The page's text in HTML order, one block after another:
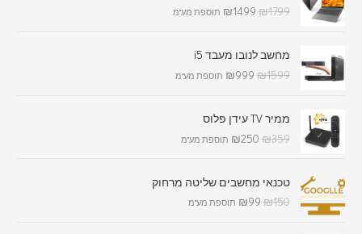
₪1799
₪1499 תוספת מע"מ
מחשב לנובו מעבד i5
₪1599
₪999 תוספת מע"מ
ממיר TV עידן פלוס
₪359
₪250 תוספת מע"מ
טכנאי מחשבים שליטה מרחוק
₪150
₪99 תוספת מע"מ